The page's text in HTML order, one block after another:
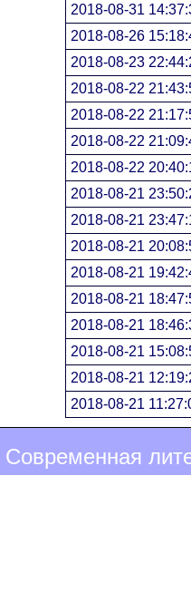
2018-08-31
2018-08-26
2018-08-23
2018-08-22
2018-08-22
2018-08-22
2018-08-22
2018-08-21
2018-08-21
2018-08-21
2018-08-21
2018-08-21
2018-08-21
2018-08-21
2018-08-21
2018-08-21
Современная